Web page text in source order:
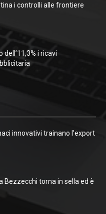
i controlli alle frontiere
dell’11,3% i ricavi
innovativi trainano l’export
Bezzecchi torna in sella ed è